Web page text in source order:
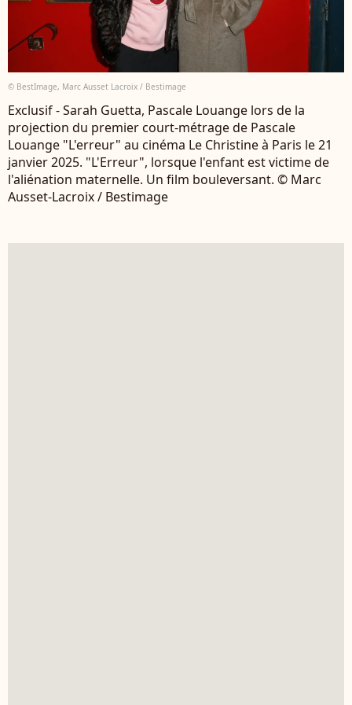
© BestImage, Marc Ausset Lacroix / Bestimage
Exclusif - Sarah Guetta, Pascale Louange lors de la
projection du premier court-métrage de Pascale
Louange "L'erreur" au cinéma Le Christine à Paris le 21
janvier 2025. "L'Erreur", lorsque l'enfant est victime de
l'aliénation maternelle. Un film bouleversant. © Marc
Ausset-Lacroix / Bestimage